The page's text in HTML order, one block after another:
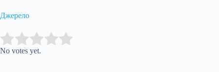
Джерело
Rate this item:
No votes yet.